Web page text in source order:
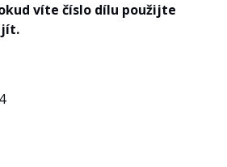
víte číslo dílu použijte